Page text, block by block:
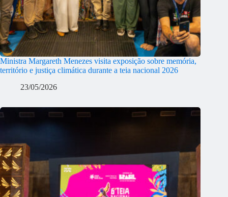
Ministra Margareth Menezes visita exposição sobre memória,
território e justiça climática durante a teia nacional 2026
23/05/2026